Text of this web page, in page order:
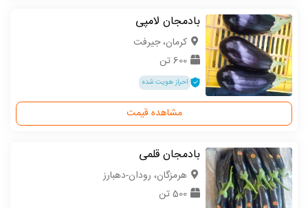
بادمجان لامپی
كرمان، جیرفت
600 تن
احراز هویت شده
مشاهده قیمت
بادمجان قلمی
هرمزگان، رودان-دهبارز
500 تن